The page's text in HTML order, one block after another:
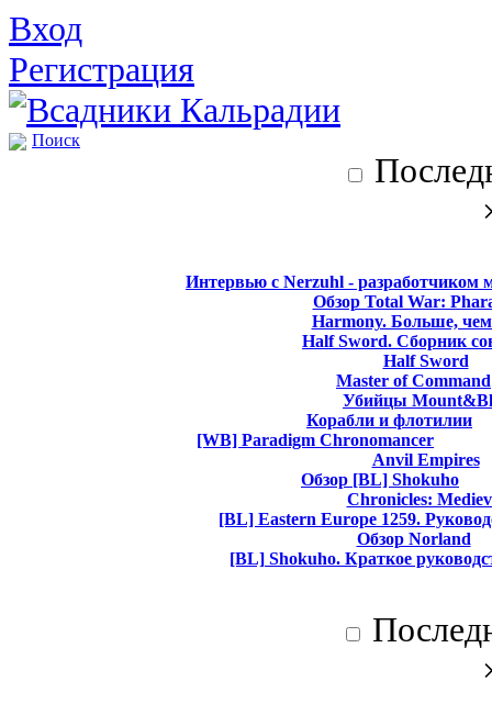
Вход
Регистрация
Поиск
Интервью с Nerzuhl - разработчиком
Обзор Total War:
Harmony. Больше,
Half Sword. Сборник
Half Sword
Master of Command
Убийцы
Корабли и флотилии
[WB] Paradigm Chronomancer
Anvil Empires
Обзор [BL] Shokuho
Chronicles:
[BL] Eastern Europe 1259.
Обзор Norland
[BL] Shokuho. Краткое